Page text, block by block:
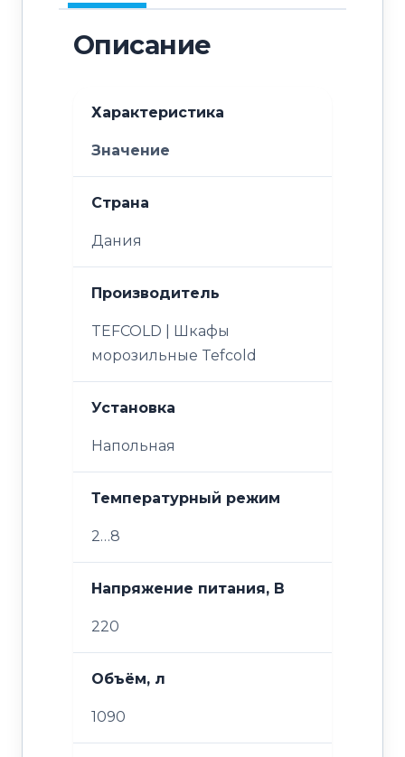
Описание
Характеристика
Значение
Страна
Дания
Производитель
TEFCOLD | Шкафы
морозильные Tefcold
Установка
Напольная
Температурный режим
2…8
Напряжение питания, В
220
Объём, л
1090